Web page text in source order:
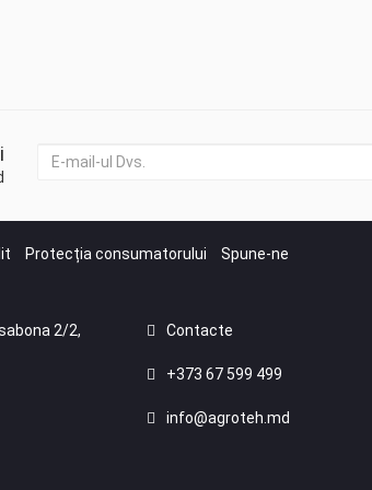
Protecția consumatorului
Spune-ne
2/2,
Contacte
+373 67 599 499
info@agroteh.md